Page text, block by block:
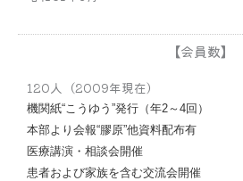
【会員数】
120人（2009年現在）
機関紙“こうゆう”発行（年2～4回）
本部より会報“膠原”他資料配布有
医療講演・相談会開催
患者および家族を含む交流会開催